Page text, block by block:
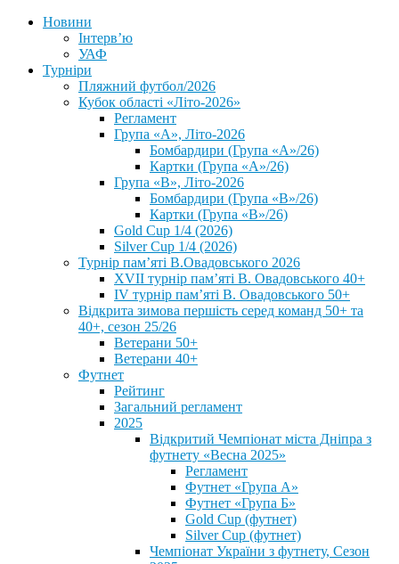
Новини
Інтерв’ю
УАФ
Турніри
Пляжний футбол/2026
Кубок області «Літо-2026»
Регламент
Група «А», Літо-2026
Бомбардири (Група «А»/26)
Картки (Група «А»/26)
Група «В», Літо-2026
Бомбардири (Група «В»/26)
Картки (Група «В»/26)
Gold Cup 1/4 (2026)
Silver Cup 1/4 (2026)
Турнір пам’яті В.Овадовського 2026
XVII турнір пам’яті В. Овадовського 40+
IV турнір пам’яті В. Овадовського 50+
Відкрита зимова першість серед команд 50+ та
40+, сезон 25/26
Ветерани 50+
Ветерани 40+
Футнет
Рейтинг
Загальний регламент
2025
Відкритий Чемпіонат міста Дніпра з
футнету «Весна 2025»
Регламент
Футнет «Група А»
Футнет «Група Б»
Gold Cup (футнет)
Silver Cup (футнет)
Чемпіонат України з футнету, Сезон